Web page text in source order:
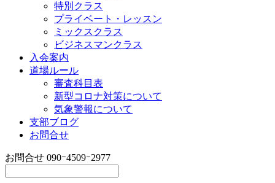
特別クラス
プライベート・レッスン
ミックスクラス
ビジネスマンクラス
入会案内
道場ルール
審査科目表
新型コロナ対策について
気象警報について
支部ブログ
お問合せ
お問合せ 090ｰ4509ｰ2977